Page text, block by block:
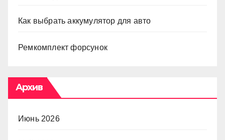
Как выбрать аккумулятор для авто
Ремкомплект форсунок
Архив
Июнь 2026